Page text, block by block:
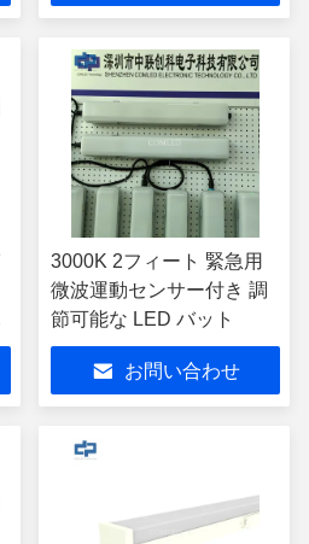
3000K 2フィート 緊急用
微波運動センサー付き 調
節可能な LED バット
お問い合わせ